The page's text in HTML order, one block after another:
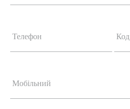
Телефон Код
Мобільний